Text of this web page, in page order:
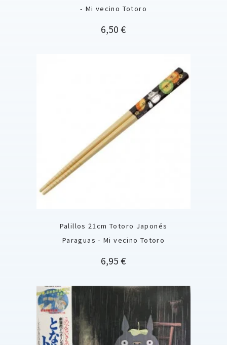
- Mi vecino Totoro
Precio
6,50 €
Palillos 21cm Totoro Japonés
Paraguas - Mi vecino Totoro
Precio
6,95 €